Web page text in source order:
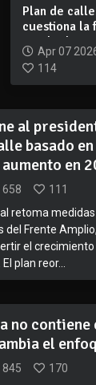
Plan de
cuestiona la
resultados...
Apr 07
114
al
basado
en
658
111
retoma
del Frente
el crecimiento
plan reor...
no
el
845
170